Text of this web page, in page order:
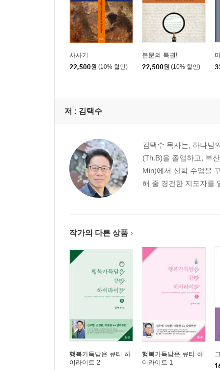
사사기
22,500원 (10% 할인)
본문의 특권!
22,500원 (10% 할인)
저 : 김택수
김택수 목사는, 하나님
(Th.B)을 졸업하고, 부
Min)에서 신학 수업을
해 줄 경건한 지도자를
작가의 다른 상품
행복가득담은 큐티 하
이라이트 2
행복가득담은 큐티 하
이라이트 1